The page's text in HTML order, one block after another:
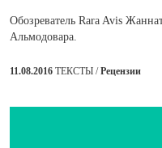
Обозреватель Rara Avis
Альмодовара.
11.08.2016 ТЕКСТЫ /Рецензии